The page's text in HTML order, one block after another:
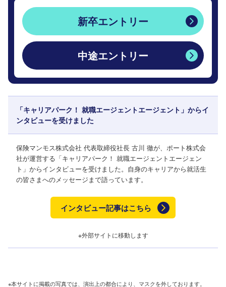
新卒エントリー
中途エントリー
「キャリアパーク！ 就職エージェントエージェント」からイ
ンタビューを受けました
保険マンモス株式会社 代表取締役社長 古川 徹が、ポート株式会
社が運営する「キャリアパーク！ 就職エージェントエージェン
ト」からインタビューを受けました。自身のキャリアから就活生
の皆さまへのメッセージまで語っています。
インタビュー記事はこちら
※外部サイトに移動します
※本サイトに掲載の写真では、演出上の都合により、マスクを外しております。